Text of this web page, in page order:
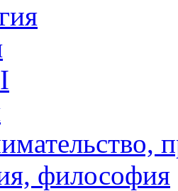
философия